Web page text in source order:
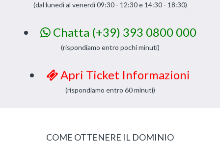
(dal lunedì al venerdì 09:30 - 12:30 e 14:30 - 18:30)
Chatta (+39) 393 0800 000
(rispondiamo entro pochi minuti)
Apri Ticket Informazioni
(rispondiamo entro 60 minuti)
COME OTTENERE IL DOMINIO